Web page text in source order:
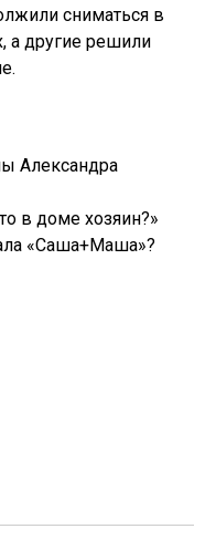
сниматься в
а другие решили
Александра
в доме хозяин?»
«Саша+Маша»?